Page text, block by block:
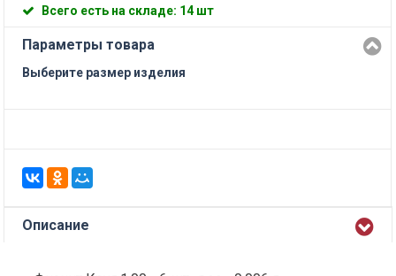
Всего есть на складе: 14 шт
Параметры товара
Выберите размер изделия
Описание